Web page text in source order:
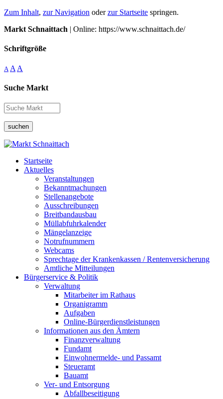
Zum Inhalt, zur Navigation oderzur Startseite springen.
Markt Schnaittach | Online: https://www.schnaittach.de/
Schriftgröße
A A A
Suche Markt
suchen
Startseite
Aktuelles
Veranstaltungen
Bekanntmachungen
Stellenangebote
Ausschreibungen
Breitbandausbau
Müllabfuhrkalender
Mängelanzeige
Notrufnummern
Webcams
Sprechtage der Krankenkassen / Rentenversicherung
Amtliche Mitteilungen
Bürgerservice & Politik
Verwaltung
Mitarbeiter im Rathaus
Organigramm
Aufgaben
Online-Bürgerdienstleistungen
Informationen aus den Ämtern
Finanzverwaltung
Fundamt
Einwohnermelde- und Passamt
Steueramt
Bauamt
Ver- und Entsorgung
Abfallbeseitigung